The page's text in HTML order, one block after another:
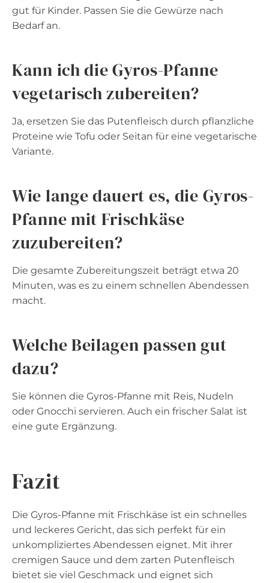
gut für Kinder. Passen Sie die Gewürze nach
Bedarf an.
Kann ich die Gyros-Pfanne
vegetarisch zubereiten?
Ja, ersetzen Sie das Putenfleisch durch pflanzliche
Proteine wie Tofu oder Seitan für eine vegetarische
Variante.
Wie lange dauert es, die Gyros-
Pfanne mit Frischkäse
zuzubereiten?
Die gesamte Zubereitungszeit beträgt etwa 20
Minuten, was es zu einem schnellen Abendessen
macht.
Welche Beilagen passen gut
dazu?
Sie können die Gyros-Pfanne mit Reis, Nudeln
oder Gnocchi servieren. Auch ein frischer Salat ist
eine gute Ergänzung.
Fazit
Die Gyros-Pfanne mit Frischkäse ist ein schnelles
und leckeres Gericht, das sich perfekt für ein
unkompliziertes Abendessen eignet. Mit ihrer
cremigen Sauce und dem zarten Putenfleisch
bietet sie viel Geschmack und eignet sich